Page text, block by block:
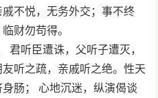
不悦，无务外交；事不终
财勿苟得。
君听臣遭诛，父听子遭灭，
听之疏，亲戚听之绝。性天
肠； 心地沉迷，纵演偈谈